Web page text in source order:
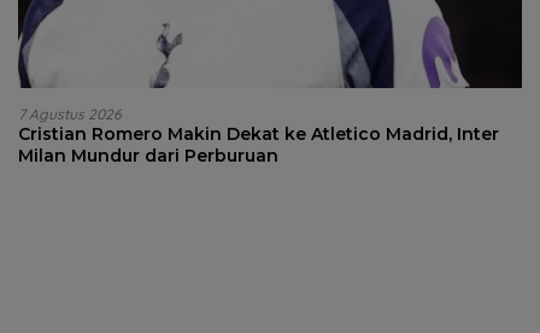
7 Agustus 2026
Cristian Romero Makin Dekat ke Atletico Madrid, Inter
Milan Mundur dari Perburuan